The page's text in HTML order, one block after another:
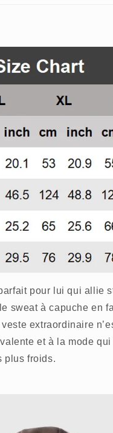
pour lui qui allie
sweat à capuche en
extraordinaire
et à la mode
plus froids.